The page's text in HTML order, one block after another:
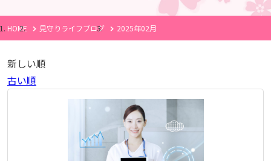
HOME 見守りライフブログ 2025年02月
新しい順
古い順